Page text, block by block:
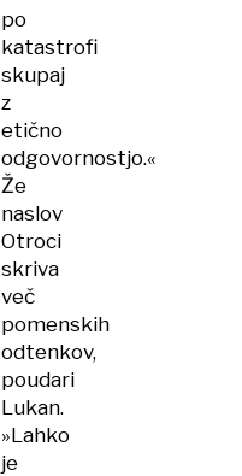
po
katastrofi
skupaj
z
etično
odgovornostjo.«
Že
naslov
Otroci
skriva
več
pomenskih
odtenkov,
poudari
Lukan.
»Lahko
je